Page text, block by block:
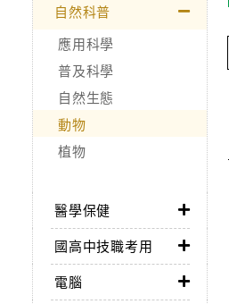
自然科普
應用科學
普及科學
自然生態
動物
植物
醫學保健
國高中技職考用
電腦